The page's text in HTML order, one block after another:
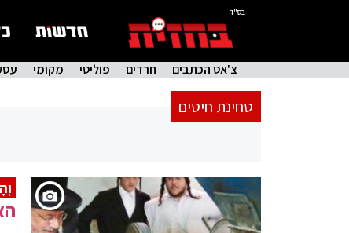
בס"ד
צ'אט הכתבים חרדים פוליטי מקומי
טחינת חיטים